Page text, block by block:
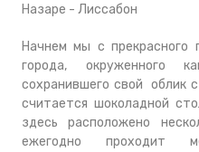
Назаре - Лиссабон
Начнем мы с прекрасного
города, окруженного
сохранившего свой облик
считается шоколадной
здесь расположено
ежегодно проходит